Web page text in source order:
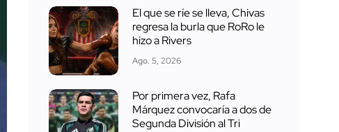
El que se ríe se lleva, Chivas
regresa la burla que RoRo le
hizo a Rivers
Ago. 5, 2026
Por primera vez, Rafa
Márquez convocaría a dos de
Segunda División al Tri